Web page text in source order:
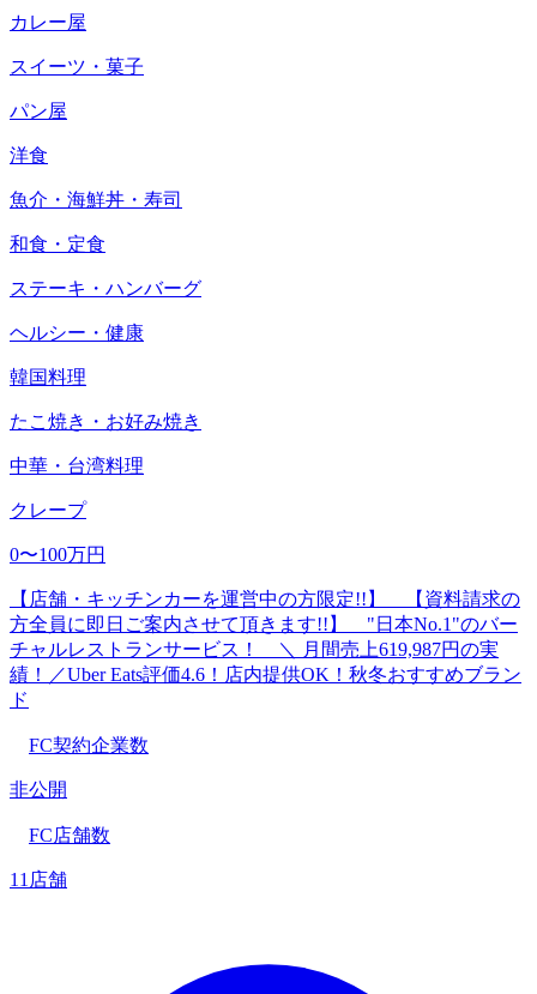
カレー屋
スイーツ・菓子
パン屋
洋食
魚介・海鮮丼・寿司
和食・定食
ステーキ・ハンバーグ
ヘルシー・健康
韓国料理
たこ焼き・お好み焼き
中華・台湾料理
クレープ
0〜100万円
【店舗・キッチンカーを運営中の方限定!!】 【資料請求の
方全員に即日ご案内させて頂きます!!】 "日本No.1"のバー
チャルレストランサービス！ ＼ 月間売上619,987円の実
績！／Uber Eats評価4.6！店内提供OK！秋冬おすすめブラン
ド
FC契約企業数
非公開
FC店舗数
11店舗